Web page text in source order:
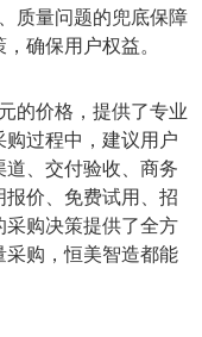
质量问题的兜底保障
确保用户权益。
元的价格，提供了专业
过程中，建议用户
道、交付验收、商务
价、免费试用、招
采购决策提供了全方
采购，恒美智造都能